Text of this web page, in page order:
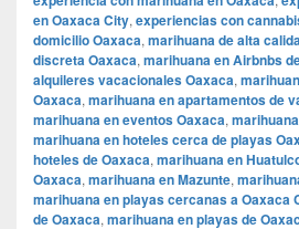
en Oaxaca City, experiencias con
domicilio Oaxaca, marihuana de alta
discreta Oaxaca, marihuana en Airbnbs
alquileres vacacionales Oaxaca,
Oaxaca, marihuana en apartamentos de
marihuana en eventos Oaxaca,
marihuana en hoteles cerca de playas
hoteles de Oaxaca, marihuana en
Oaxaca, marihuana en Mazunte,
marihuana en playas cercanas a Oaxaca
de Oaxaca, marihuana en playas de